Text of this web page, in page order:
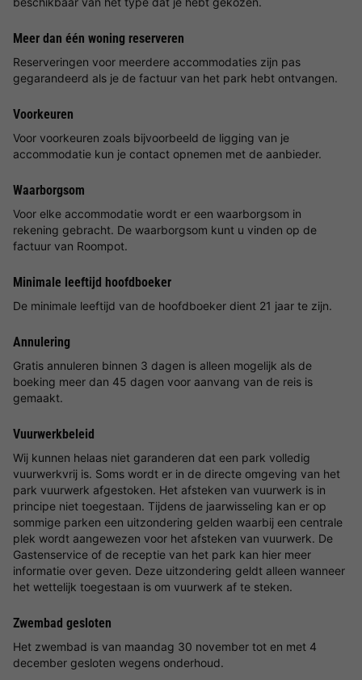
Meer dan één woning reserveren
Reserveringen voor meerdere accommodaties zijn pas
gegarandeerd als je de factuur van het park hebt ontvangen.
Voorkeuren
Voor voorkeuren zoals bijvoorbeeld de ligging van je
accommodatie kun je contact opnemen met de aanbieder.
Waarborgsom
Voor elke accommodatie wordt er een waarborgsom in
rekening gebracht. De waarborgsom kunt u vinden op de
factuur van Roompot.
Minimale leeftijd hoofdboeker
De minimale leeftijd van de hoofdboeker dient 21 jaar te zijn.
Annulering
Gratis annuleren binnen 3 dagen is alleen mogelijk als de
boeking meer dan 45 dagen voor aanvang van de reis is
gemaakt.
Vuurwerkbeleid
Wij kunnen helaas niet garanderen dat een park volledig
vuurwerkvrij is. Soms wordt er in de directe omgeving van het
park vuurwerk afgestoken. Het afsteken van vuurwerk is in
principe niet toegestaan. Tijdens de jaarwisseling kan er op
sommige parken een uitzondering gelden waarbij een centrale
plek wordt aangewezen voor het afsteken van vuurwerk. De
Gastenservice of de receptie van het park kan hier meer
informatie over geven. Deze uitzondering geldt alleen wanneer
het wettelijk toegestaan is om vuurwerk af te steken.
Zwembad gesloten
Het zwembad is van maandag 30 november tot en met 4
december gesloten wegens onderhoud.